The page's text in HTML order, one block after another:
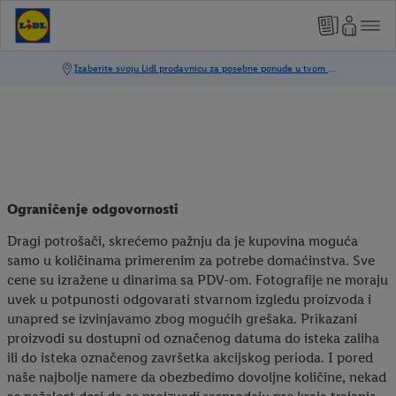
Ograničenje odgovornosti
Dragi potrošači, skrećemo pažnju da je kupovina moguća
samo u količinama primerenim za potrebe domaćinstva. Sve
cene su izražene u dinarima sa PDV-om. Fotografije ne moraju
uvek u potpunosti odgovarati stvarnom izgledu proizvoda i
unapred se izvinjavamo zbog mogućih grešaka. Prikazani
proizvodi su dostupni od označenog datuma do isteka zaliha
ili do isteka označenog završetka akcijskog perioda. I pored
naše najbolje namere da obezbedimo dovoljne količine, nekad